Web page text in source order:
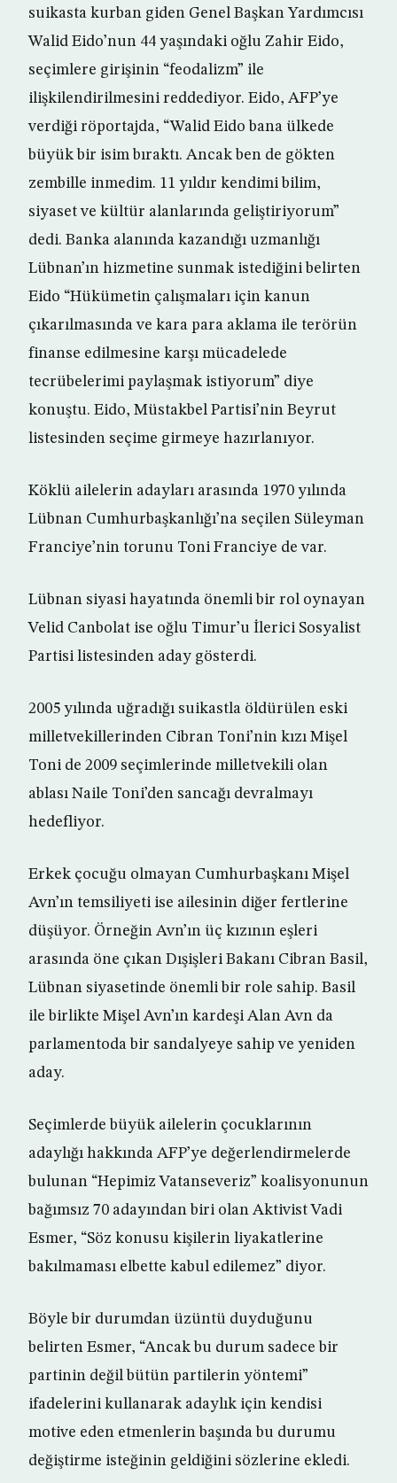
suikasta kurban giden Genel Başkan Yardımcısı
Walid Eido’nun 44 yaşındaki oğlu Zahir Eido,
seçimlere girişinin “feodalizm” ile
ilişkilendirilmesini reddediyor. Eido, AFP’ye
verdiği röportajda, “Walid Eido bana ülkede
büyük bir isim bıraktı. Ancak ben de gökten
zembille inmedim. 11 yıldır kendimi bilim,
siyaset ve kültür alanlarında geliştiriyorum”
dedi. Banka alanında kazandığı uzmanlığı
Lübnan’ın hizmetine sunmak istediğini belirten
Eido “Hükümetin çalışmaları için kanun
çıkarılmasında ve kara para aklama ile terörün
finanse edilmesine karşı mücadelede
tecrübelerimi paylaşmak istiyorum” diye
konuştu. Eido, Müstakbel Partisi’nin Beyrut
listesinden seçime girmeye hazırlanıyor.
Köklü ailelerin adayları arasında 1970 yılında
Lübnan Cumhurbaşkanlığı’na seçilen Süleyman
Franciye’nin torunu Toni Franciye de var.
Lübnan siyasi hayatında önemli bir rol oynayan
Velid Canbolat ise oğlu Timur’u İlerici Sosyalist
Partisi listesinden aday gösterdi.
2005 yılında uğradığı suikastla öldürülen eski
milletvekillerinden Cibran Toni’nin kızı Mişel
Toni de 2009 seçimlerinde milletvekili olan
ablası Naile Toni’den sancağı devralmayı
hedefliyor.
Erkek çocuğu olmayan Cumhurbaşkanı Mişel
Avn’ın temsiliyeti ise ailesinin diğer fertlerine
düşüyor. Örneğin Avn’ın üç kızının eşleri
arasında öne çıkan Dışişleri Bakanı Cibran Basil,
Lübnan siyasetinde önemli bir role sahip. Basil
ile birlikte Mişel Avn’ın kardeşi Alan Avn da
parlamentoda bir sandalyeye sahip ve yeniden
aday.
Seçimlerde büyük ailelerin çocuklarının
adaylığı hakkında AFP’ye değerlendirmelerde
bulunan “Hepimiz Vatanseveriz” koalisyonunun
bağımsız 70 adayından biri olan Aktivist Vadi
Esmer, “Söz konusu kişilerin liyakatlerine
bakılmaması elbette kabul edilemez” diyor.
Böyle bir durumdan üzüntü duyduğunu
belirten Esmer, “Ancak bu durum sadece bir
partinin değil bütün partilerin yöntemi”
ifadelerini kullanarak adaylık için kendisi
motive eden etmenlerin başında bu durumu
değiştirme isteğinin geldiğini sözlerine ekledi.